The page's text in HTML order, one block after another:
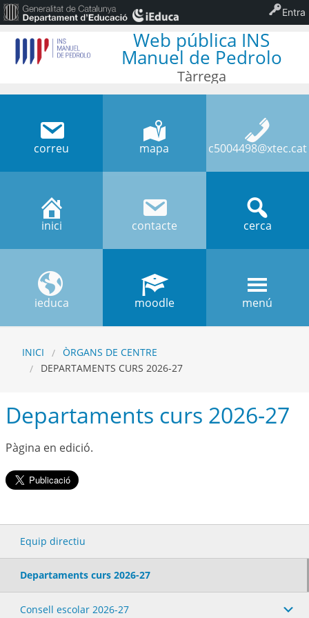
Web pública INS
Manuel de Pedrolo
Tàrrega
correu mapa c5004498@xtec.cat
inici contacte cerca
ieduca moodle menú
INICI
ÒRGANS DE CENTRE
DEPARTAMENTS CURS 2026-27
Departaments curs 2026-27
Pàgina en edició.
Equip directiu
Departaments curs 2026-27
Consell escolar 2026-27
Entra